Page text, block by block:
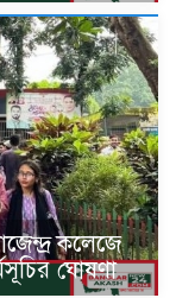
কলেজে
ঘোষণা